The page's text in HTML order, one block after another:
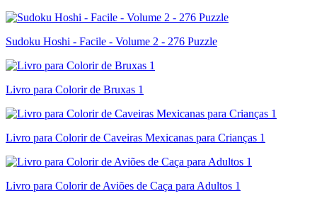
Sudoku Hoshi - Facile - Volume 2 - 276 Puzzle
Livro para Colorir de Bruxas 1
Livro para Colorir de Caveiras Mexicanas para Crianças 1
Livro para Colorir de Aviões de Caça para Adultos 1